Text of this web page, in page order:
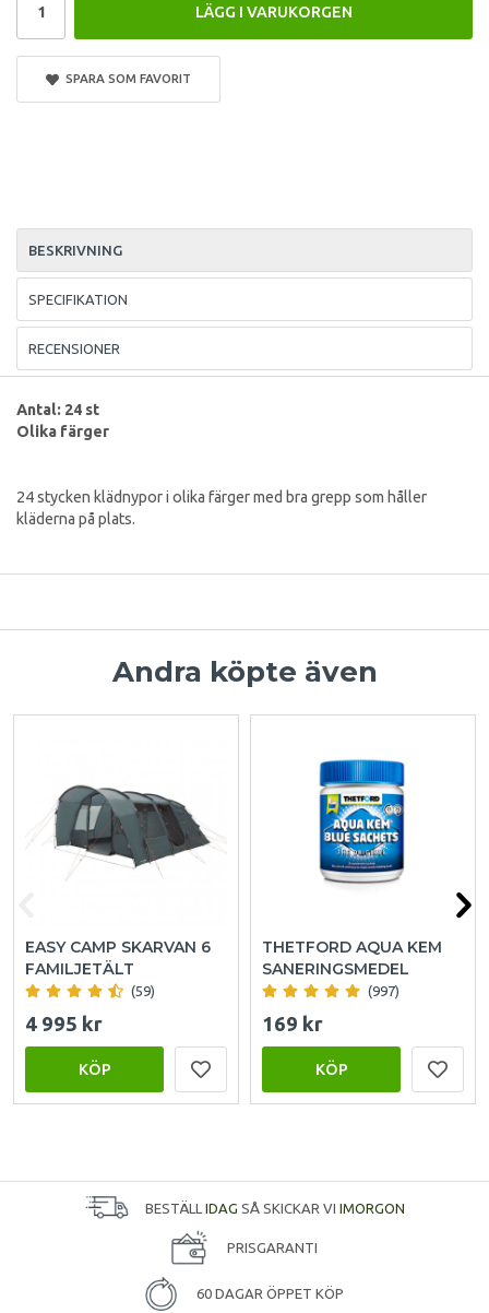
LÄGG I VARUKORGEN
SPARA SOM FAVORIT
BESKRIVNING
SPECIFIKATION
RECENSIONER
Antal: 24 st
Olika färger
24 stycken klädnypor i olika färger med bra grepp som håller
kläderna på plats.
Andra köpte även
EASY CAMP SKARVAN 6
FAMILJETÄLT
(59)
4 995 kr
KÖP
THETFORD AQUA KEM
SANERINGSMEDEL
(997)
169 kr
KÖP
BESTÄLL IDAG SÅ SKICKAR VI IMORGON
PRISGARANTI
60 DAGAR ÖPPET KÖP